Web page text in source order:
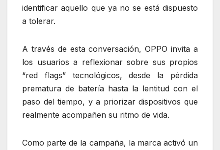
identificar aquello que ya no se está dispuesto
a tolerar.
A través de esta conversación, OPPO invita a
los usuarios a reflexionar sobre sus propios
“red flags” tecnológicos, desde la pérdida
prematura de batería hasta la lentitud con el
paso del tiempo, y a priorizar dispositivos que
realmente acompañen su ritmo de vida.
Como parte de la campaña, la marca activó un